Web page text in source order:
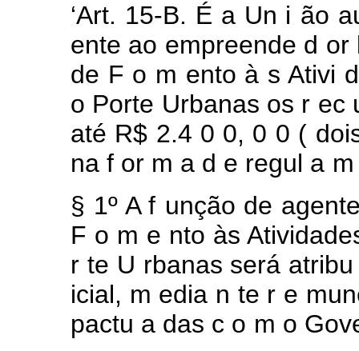
‘Art. 15-B. É a Un i ão
ente ao empreende d or
de F o m ento à sAtivi
o Porte Urbanas os r ec
até R$ 2.4 0 0, 0 0 (
na f or m a d e regul a
§ 1º Af unção de
F o m e nto às
r te U rbanas será
icial, m edia n te r e
pactu a das c o m o